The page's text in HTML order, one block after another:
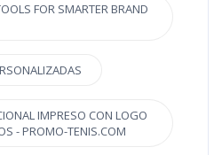
FOR SMARTER BRAND
IMPRESO CON LOGO
- PROMO-TENIS.COM